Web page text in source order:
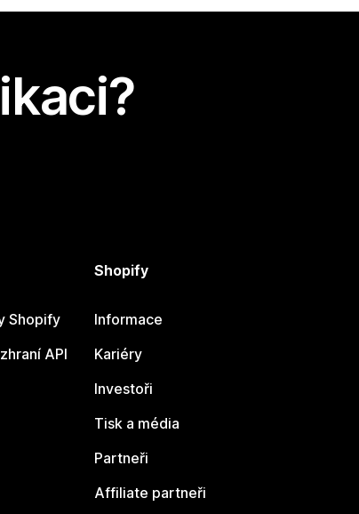
Shopify
API
Shopify
Informace
Kariéry
Investoři
Tisk a média
Partneři
Affiliate partneři